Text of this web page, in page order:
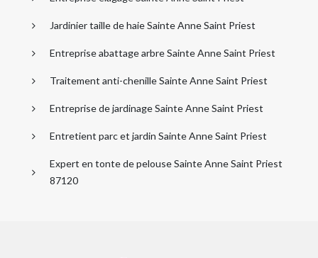
Jardinier taille de haie Sainte Anne Saint Priest
Entreprise abattage arbre Sainte Anne Saint Priest
Traitement anti-chenille Sainte Anne Saint Priest
Entreprise de jardinage Sainte Anne Saint Priest
Entretient parc et jardin Sainte Anne Saint Priest
Expert en tonte de pelouse Sainte Anne Saint Priest
87120